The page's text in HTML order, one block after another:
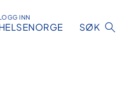
INN
SØK